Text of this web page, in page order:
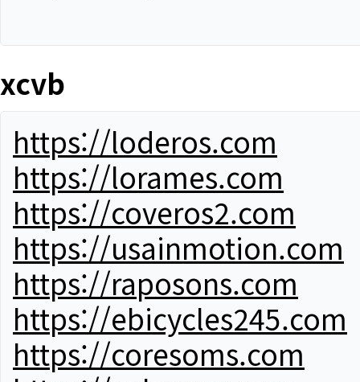
xcvb
https://loderos.com
https://lorames.com
https://coveros2.com
https://usainmotion.com
https://raposons.com
https://ebicycles245.com
https://coresoms.com